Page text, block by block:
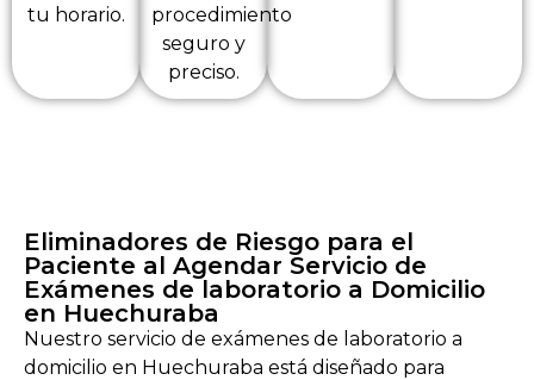
tu horario.
procedimiento
seguro y
preciso.
Eliminadores de Riesgo para el
Paciente al Agendar Servicio de
Exámenes de laboratorio a Domicilio
en Huechuraba
Nuestro servicio de exámenes de laboratorio a
domicilio en Huechuraba está diseñado para